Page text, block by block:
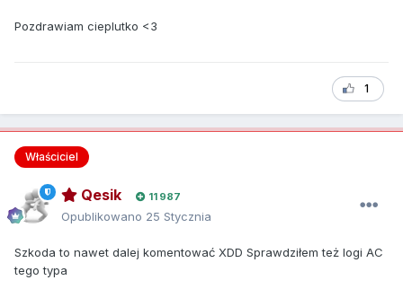
Pozdrawiam cieplutko <3
1
Właściciel
Qesik 11 987
Opublikowano 25 Stycznia
Szkoda to nawet dalej komentować XDD Sprawdziłem też logi AC
tego typa